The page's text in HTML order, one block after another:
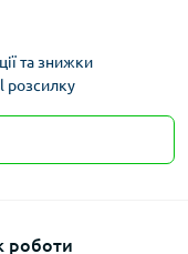
та знижки
розсилку
роботи